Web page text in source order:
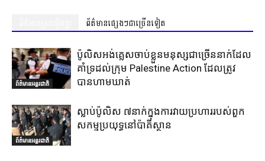
ព័ត៌មានផ្សេងៗជាច្រើនទៀត
ព័ត៌មានអន្តរជាតិ
ប៉ូលិសអង់គ្លេសចាប់ខ្លួនមនុស្សជាច្រើននាក់ដែល
គាំទ្រដល់ក្រុម Palestine Action ដែលត្រូវ
បានហាមឃាត់
ព័ត៌មានអន្តរជាតិ
ស្លាប់ប៉ូលិស ៧នាក់ក្នុងការវាយប្រហាររបស់ពួក
សកម្មប្រយុទ្ធនៅប៉ាគីស្ថាន